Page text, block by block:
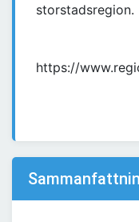
storstadsregion.
https://